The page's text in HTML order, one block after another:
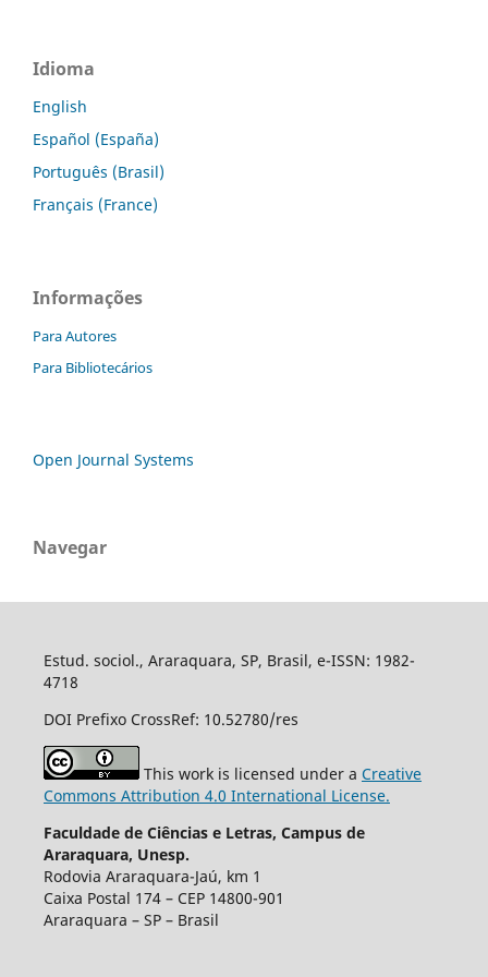
Idioma
English
Español (España)
Português (Brasil)
Français (France)
Informações
Para Autores
Para Bibliotecários
Open Journal Systems
Navegar
Estud. sociol., Araraquara, SP, Brasil, e-ISSN: 1982-
4718
DOI Prefixo CrossRef: 10.52780/res
This work is licensed under a Creative
Commons Attribution 4.0 International License.
Faculdade de Ciências e Letras, Campus de
Araraquara, Unesp.
Rodovia Araraquara-Jaú, km 1
Caixa Postal 174 – CEP 14800-901
Araraquara – SP – Brasil